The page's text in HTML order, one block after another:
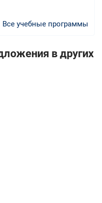
Все учебные программы
в других